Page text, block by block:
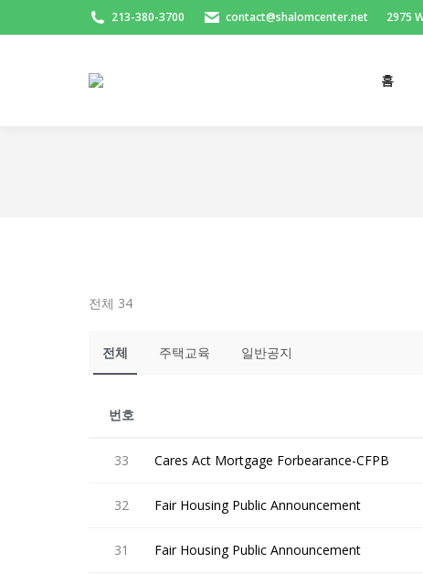
213-380-3700 contact@shalomcenter.net 2975
홈
전체 34
전체 주택교육 일반공지
번호
33 Cares Act Mortgage Forbearance-CFPB
32 Fair Housing Public Announcement
31 Fair Housing Public Announcement